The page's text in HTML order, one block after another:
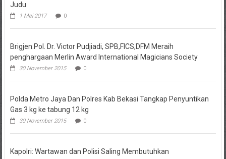
Judu
1 Mei 2017 0
Brigjen.Pol. Dr. Victor Pudjiadi, SPB,FICS,DFM Meraih
penghargaan Merlin Award International Magicians Society
30 November 2015 0
Polda Metro Jaya Dan Polres Kab Bekasi Tangkap Penyuntikan
Gas 3 kg ke tabung 12 kg
30 November 2015 0
Kapolri: Wartawan dan Polisi Saling Membutuhkan